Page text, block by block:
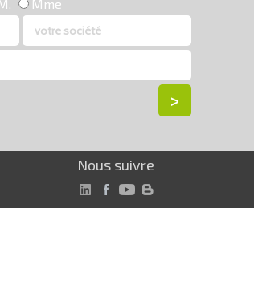
Nous suivre